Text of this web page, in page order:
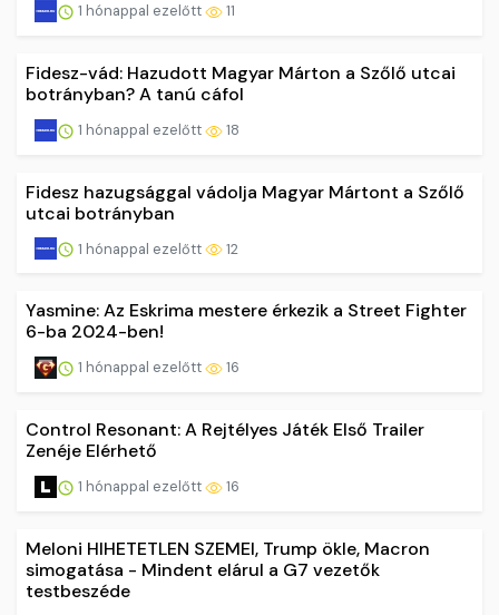
1 hónappal ezelőtt 11
Fidesz-vád: Hazudott Magyar Márton a Szőlő utcai
botrányban? A tanú cáfol
1 hónappal ezelőtt 18
Fidesz hazugsággal vádolja Magyar Mártont a Szőlő
utcai botrányban
1 hónappal ezelőtt 12
Yasmine: Az Eskrima mestere érkezik a Street Fighter
6-ba 2024-ben!
1 hónappal ezelőtt 16
Control Resonant: A Rejtélyes Játék Első Trailer
Zenéje Elérhető
1 hónappal ezelőtt 16
Meloni HIHETETLEN SZEMEI, Trump ökle, Macron
simogatása - Mindent elárul a G7 vezetők
testbeszéde